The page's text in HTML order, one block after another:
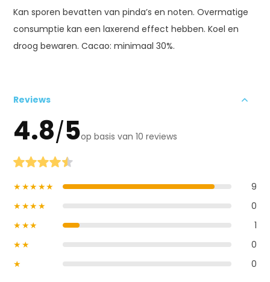
Kan sporen bevatten van pinda’s en noten. Overmatige
consumptie kan een laxerend effect hebben. Koel en
droog bewaren. Cacao: minimaal 30%.
Reviews
4.8/5op basis van 10 reviews
★★★★★
9
★★★★
0
★★★
1
★★
0
★
0